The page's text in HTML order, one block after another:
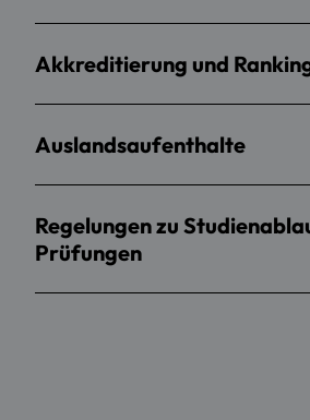
Akkreditierung und
Auslandsaufenthalte
Regelungen zu
Prüfungen